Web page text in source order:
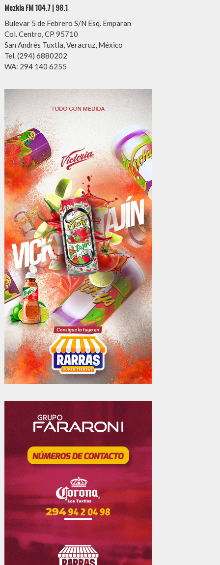
Mezkla FM 104.7 | 98.1
Bulevar 5 de Febrero S/N Esq. Emparan
Col. Centro, CP 95710
San Andrés Tuxtla, Veracruz, México
Tel. (294) 6880202
WA: 294 140 6255